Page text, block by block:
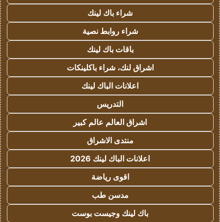
شراء باك لينك
شراء روابط نصية
باقات باك لينك
اشراق لنك، شراء باكلينكات
اعلانات الباك لينك
التدريس
اشراق العالم عالم كبير
منتدى الاشراق
اعلانات الباك لينك 2026
اقوى رياضة
مدسن طب
باك لينك وجيست بوست